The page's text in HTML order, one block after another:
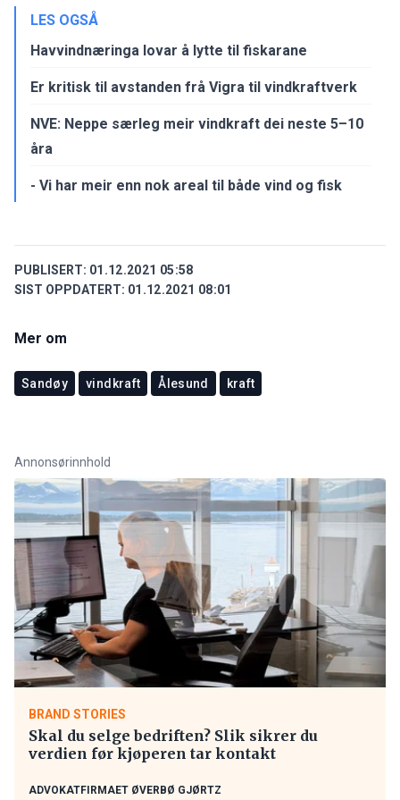
LES OGSÅ
Havvindnæringa lovar å lytte til fiskarane
Er kritisk til avstanden frå Vigra til vindkraftverk
NVE: Neppe særleg meir vindkraft dei neste 5–10
åra
- Vi har meir enn nok areal til både vind og fisk
PUBLISERT: 01.12.2021 05:58
SIST OPPDATERT: 01.12.2021 08:01
Mer om
Sandøy vindkraft Ålesund kraft
Annonsørinnhold
BRAND STORIES
Skal du selge bedriften? Slik sikrer du
verdien før kjøperen tar kontakt
ADVOKATFIRMAET ØVERBØ GJØRTZ